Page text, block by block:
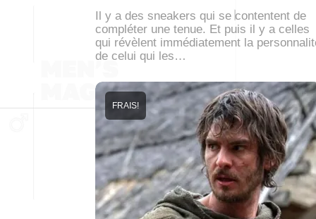
Il y a des sneakers qui se contentent de
compléter une tenue. Et puis il y a celles
qui révèlent immédiatement la
de celui qui les…
FRAIS!